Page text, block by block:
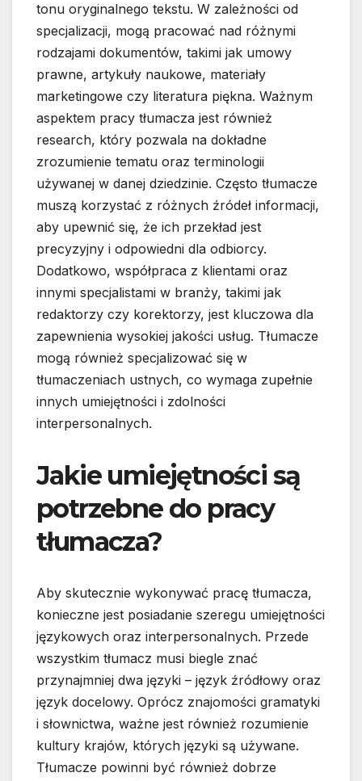
tonu oryginalnego tekstu. W zależności od
specjalizacji, mogą pracować nad różnymi
rodzajami dokumentów, takimi jak umowy
prawne, artykuły naukowe, materiały
marketingowe czy literatura piękna. Ważnym
aspektem pracy tłumacza jest również
research, który pozwala na dokładne
zrozumienie tematu oraz terminologii
używanej w danej dziedzinie. Często tłumacze
muszą korzystać z różnych źródeł informacji,
aby upewnić się, że ich przekład jest
precyzyjny i odpowiedni dla odbiorcy.
Dodatkowo, współpraca z klientami oraz
innymi specjalistami w branży, takimi jak
redaktorzy czy korektorzy, jest kluczowa dla
zapewnienia wysokiej jakości usług. Tłumacze
mogą również specjalizować się w
tłumaczeniach ustnych, co wymaga zupełnie
innych umiejętności i zdolności
interpersonalnych.
Jakie umiejętności są
potrzebne do pracy
tłumacza?
Aby skutecznie wykonywać pracę tłumacza,
konieczne jest posiadanie szeregu umiejętności
językowych oraz interpersonalnych. Przede
wszystkim tłumacz musi biegle znać
przynajmniej dwa języki – język źródłowy oraz
język docelowy. Oprócz znajomości gramatyki
i słownictwa, ważne jest również rozumienie
kultury krajów, których języki są używane.
Tłumacze powinni być również dobrze